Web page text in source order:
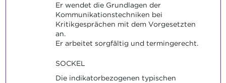
Er wendet die Grundlagen der
Kommunikationstechniken bei
Kritikgesprächen mit dem Vorgesetzten
an.
Er arbeitet sorgfältig und termingerecht.
SOCKEL
Die indikatorbezogenen typischen